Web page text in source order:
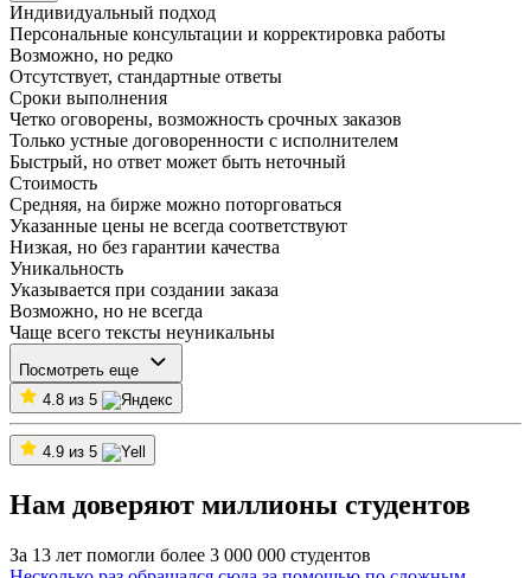
Индивидуальный подход
Персональные консультации и корректировка работы
Возможно, но редко
Отсутствует, стандартные ответы
Сроки выполнения
Четко оговорены, возможность срочных заказов
Только устные договоренности с исполнителем
Быстрый, но ответ может быть неточный
Стоимость
Средняя, на бирже можно поторговаться
Указанные цены не всегда соответствуют
Низкая, но без гарантии качества
Уникальность
Указывается при создании заказа
Возможно, но не всегда
Чаще всего тексты неуникальны
Посмотреть еще
4.8 из 5
4.9 из 5
Нам доверяют миллионы студентов
За 13 лет помогли более 3 000 000 студентов